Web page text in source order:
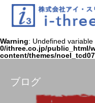
Warning: Undefined variable
0/ithree.co.jp/public_html/
content/themes/
ブログ